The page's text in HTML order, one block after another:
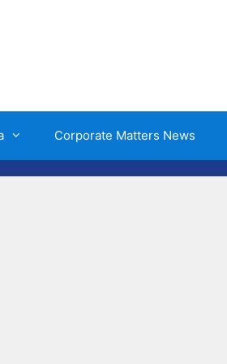
Corporate Matters News